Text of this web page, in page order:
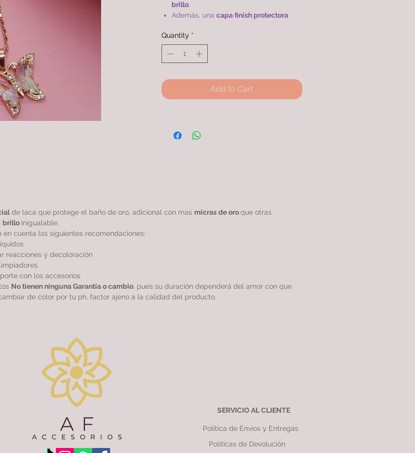
brillo.
Además, una capa finish protectora
comparación con otros productos
similares.
Cadena de 45cm con doble baño de
garantizando unacalidad excepcional.
Quantity *
Add to Cart
de laca que protege el baño de oro, adicional con mas micras de oroque otras
brillo inigualable.
cuenta las siguientes recomendaciones:
reacciones y decoloración
con los accesorios
No tienen ninguna Garantía o cambio, pues su duración dependerá del amor con que
de color por tu ph, factor ajeno a la calidad del producto.
SERVICIO AL CLIENTE
Política de Envíos y Entregas
Políticas de Devolución